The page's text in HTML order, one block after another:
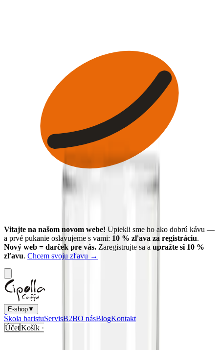
Vitajte na našom novom webe! Upiekli sme ho ako dobrú kávu —
a prvé pukanie oslavujeme s vami: 10 % zľava za registráciu.
Nový web = darček pre vás. Zaregistrujte sa a upražte si 10 %
zľavu. Chcem svoju zľavu →
E-shop▼
Škola baristuServisB2BO násBlogKontakt
Účet Košík ·